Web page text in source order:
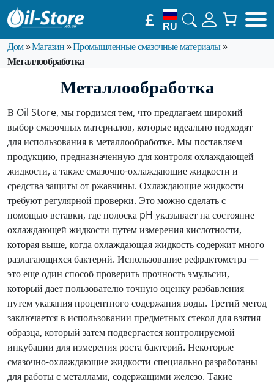
£ RU
Дом»Магазин»Промышленные смазочные материалы»
Металлообработка
Металлообработка
В Oil Store, мы гордимся тем, что предлагаем широкий
выбор смазочных материалов, которые идеально подходят
для использования в металлообработке. Мы поставляем
продукцию, предназначенную для контроля охлаждающей
жидкости, а также смазочно-охлаждающие жидкости и
средства защиты от ржавчины. Охлаждающие жидкости
требуют регулярной проверки. Это можно сделать с
помощью вставки, где полоска pH указывает на состояние
охлаждающей жидкости путем измерения кислотности,
которая выше, когда охлаждающая жидкость содержит много
разлагающихся бактерий. Использование рефрактометра —
это еще один способ проверить прочность эмульсии,
который дает пользователю точную оценку разбавления
путем указания процентного содержания воды. Третий метод
заключается в использовании предметных стекол для взятия
образца, который затем подвергается контролируемой
инкубации для измерения роста бактерий. Некоторые
смазочно-охлаждающие жидкости специально разработаны
для работы с металлами, содержащими железо. Такие